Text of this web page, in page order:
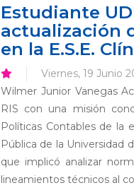
Estudiante
actualización
en la E.S.E.
Viernes, 19 Junio
Wilmer Junior Vanegas
RIS con una misión
Políticas Contables de la
Pública de la Universidad
que implicó analizar
lineamientos técnicos al